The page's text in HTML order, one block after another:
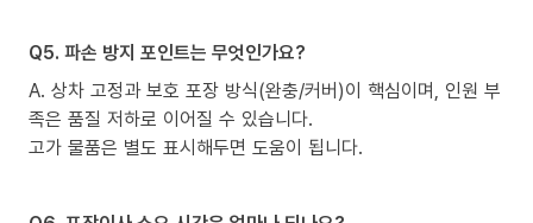
Q5. 파손 방지 포인트는 무엇인가요?
A. 상차 고정과 보호 포장 방식(완충/커버)이 핵심이며, 인원 부
족은 품질 저하로 이어질 수 있습니다.
고가 물품은 별도 표시해두면 도움이 됩니다.